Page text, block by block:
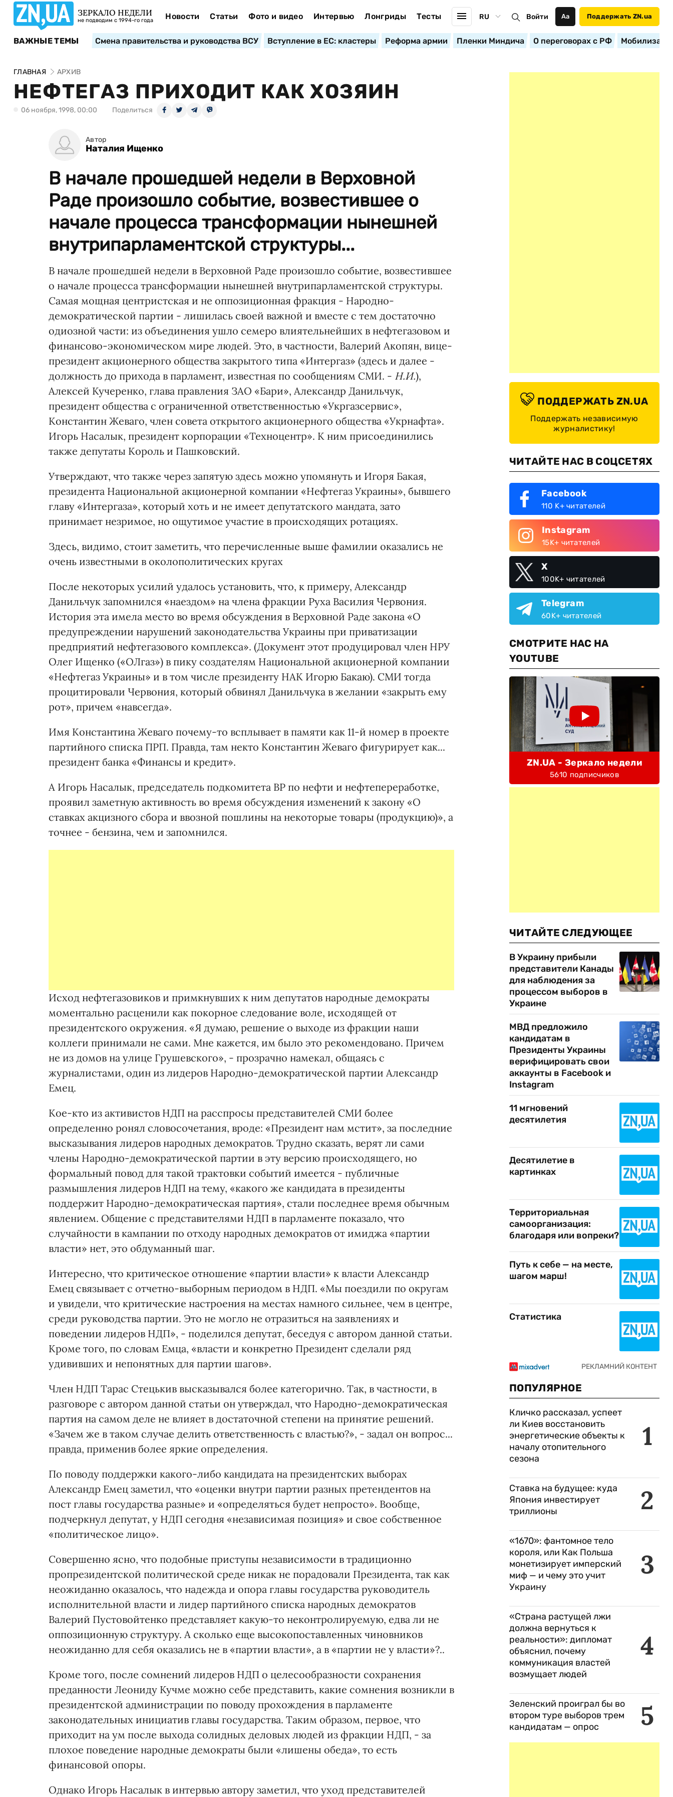
ЗЕРКАЛО НЕДЕЛИ
не подводим с 1994-го года Новости Статьи Фото и видео Интервью Лонгриды Тесты RU Войти Аа Поддержать ZN.ua
ВАЖНЫЕ ТЕМЫ Смена правительства и руководства ВСУ Вступление в ЕС: кластеры Реформа армии Пленки Миндича О переговорах с РФ
ГЛАВНАЯ АРХИВ
НЕФТЕГАЗ ПРИХОДИТ КАК ХОЗЯИН
06 ноября, 1998, 00:00 Поделиться
Автор
Наталия Ищенко
В начале прошедшей недели в Верховной
Раде произошло событие, возвестившее о
начале процесса трансформации нынешней
внутрипарламентской структуры...
В начале прошедшей недели в Верховной Раде произошло событие, возвестившее
о начале процесса трансформации нынешней внутрипарламентской структуры.
Самая мощная центристская и не оппозиционная фракция - Народно-
демократической партии - лишилась своей важной и вместе с тем достаточно
одиозной части: из объединения ушло семеро влиятельнейших в нефтегазовом и
финансово-экономическом мире людей. Это, в частности, Валерий Акопян, вице-
президент акционерного общества закрытого типа «Интергаз» (здесь и далее -
должность до прихода в парламент, известная по сообщениям СМИ. - Н.И.),
Алексей Кучеренко, глава правления ЗАО «Бари», Александр Данильчук,
президент общества с ограниченной ответственностью «Укргазсервис»,
Константин Жеваго, член совета открытого акционерного общества «Укрнафта».
Игорь Насалык, президент корпорации «Техноцентр». К ним присоединились
также депутаты Король и Пашковский.
Утверждают, что также через запятую здесь можно упомянуть и Игоря Бакая,
президента Национальной акционерной компании «Нефтегаз Украины», бывшего
главу «Интергаза», который хоть и не имеет депутатского мандата, зато
принимает незримое, но ощутимое участие в происходящих ротациях.
Здесь, видимо, стоит заметить, что перечисленные выше фамилии оказались не
очень известными в околополитических кругах
После некоторых усилий удалось установить, что, к примеру, Александр
Данильчук запомнился «наездом» на члена фракции Руха Василия Червония.
История эта имела место во время обсуждения в Верховной Раде закона «О
предупреждении нарушений законодательства Украины при приватизации
предприятий нефтегазового комплекса». (Документ этот продуцировал член НРУ
Олег Ищенко («ОЛгаз») в пику создателям Национальной акционерной компании
«Нефтегаз Украины» и в том числе президенту НАК Игорю Бакаю). СМИ тогда
процитировали Червония, который обвинял Данильчука в желании «закрыть ему
рот», причем «навсегда».
Имя Константина Жеваго почему-то всплывает в памяти как 11-й номер в проекте
партийного списка ПРП. Правда, там некто Константин Жеваго фигурирует как...
президент банка «Финансы и кредит».
А Игорь Насалык, председатель подкомитета ВР по нефти и нефтепереработке,
проявил заметную активность во время обсуждения изменений к закону «О
ставках акцизного сбора и ввозной пошлины на некоторые товары (продукцию)», а
точнее - бензина, чем и запомнился.
Исход нефтегазовиков и примкнувших к ним депутатов народные демократы
моментально расценили как покорное следование воле, исходящей от
президентского окружения. «Я думаю, решение о выходе из фракции наши
коллеги принимали не сами. Мне кажется, им было это рекомендовано. Причем
не из домов на улице Грушевского», - прозрачно намекал, общаясь с
журналистами, один из лидеров Народно-демократической партии Александр
Емец.
Кое-кто из активистов НДП на расспросы представителей СМИ более
определенно ронял словосочетания, вроде: «Президент нам мстит», за последние
высказывания лидеров народных демократов. Трудно сказать, верят ли сами
члены Народно-демократической партии в эту версию происходящего, но
формальный повод для такой трактовки событий имеется - публичные
размышления лидеров НДП на тему, «какого же кандидата в президенты
поддержит Народно-демократическая партия», стали последнее время обычным
явлением. Общение с представителями НДП в парламенте показало, что
случайности в кампании по отходу народных демократов от имиджа «партии
власти» нет, это обдуманный шаг.
Интересно, что критическое отношение «партии власти» к власти Александр
Емец связывает с отчетно-выборным периодом в НДП. «Мы поездили по округам
и увидели, что критические настроения на местах намного сильнее, чем в центре,
среди руководства партии. Это не могло не отразиться на заявлениях и
поведении лидеров НДП», - поделился депутат, беседуя с автором данной статьи.
Кроме того, по словам Емца, «власти и конкретно Президент сделали ряд
удививших и непонятных для партии шагов».
Член НДП Тарас Стецькив высказывался более категорично. Так, в частности, в
разговоре с автором данной статьи он утверждал, что Народно-демократическая
партия на самом деле не влияет в достаточной степени на принятие решений.
«Зачем же в таком случае делить ответственность с властью?», - задал он вопрос...
правда, применив более яркие определения.
По поводу поддержки какого-либо кандидата на президентских выборах
Александр Емец заметил, что «оценки внутри партии разных претендентов на
пост главы государства разные» и «определяться будет непросто». Вообще,
подчеркнул депутат, у НДП сегодня «независимая позиция» и свое собственное
«политическое лицо».
Совершенно ясно, что подобные приступы независимости в традиционно
пропрезидентской политической среде никак не порадовали Президента, так как
неожиданно оказалось, что надежда и опора главы государства руководитель
исполнительной власти и лидер партийного списка народных демократов
Валерий Пустовойтенко представляет какую-то неконтролируемую, едва ли не
оппозиционную структуру. А сколько еще высокопоставленных чиновников
неожиданно для себя оказались не в «партии власти», а в «партии не у власти»?..
Кроме того, после сомнений лидеров НДП о целесообразности сохранения
преданности Леониду Кучме можно себе представить, какие сомнения возникли в
президентской администрации по поводу прохождения в парламенте
законодательных инициатив главы государства. Таким образом, первое, что
приходит на ум после выхода солидных деловых людей из фракции НДП, - за
плохое поведение народные демократы были «лишены обеда», то есть
финансовой опоры.
Однако Игорь Насалык в интервью автору заметил, что уход представителей
ПОДДЕРЖАТЬ ZN.UA
Поддержать независимую
журналистику!
ЧИТАЙТЕ НАС В СОЦСЕТЯХ
Facebook
110 K+ читателей
Instagram
15K+ читателей
X
100K+ читателей
Telegram
60K+ читателей
СМОТРИТЕ НАС НА
YOUTUBE
ZN.UA - Зеркало недели
5610 подписчиков
ЧИТАЙТЕ СЛЕДУЮЩЕЕ
В Украину прибыли
представители Канады
для наблюдения за
процессом выборов в
Украине
МВД предложило
кандидатам в
Президенты Украины
верифицировать свои
аккаунты в Facebook и
Instagram
11 мгновений
десятилетия
Десятилетие в
картинках
Территориальная
самоорганизация:
благодаря или вопреки?
Путь к себе — на месте,
шагом марш!
Статистика
ПОПУЛЯРНОЕ
1
Кличко рассказал, успеет
ли Киев восстановить
энергетические объекты к
началу отопительного
сезона
2
Ставка на будущее: куда
Япония инвестирует
триллионы
3
«1670»: фантомное тело
короля, или Как Польша
монетизирует имперский
миф — и чему это учит
Украину
4
«Страна растущей лжи
должна вернуться к
реальности»: дипломат
объяснил, почему
коммуникация властей
возмущает людей
5
Зеленский проиграл бы во
втором туре выборов трем
кандидатам — опрос